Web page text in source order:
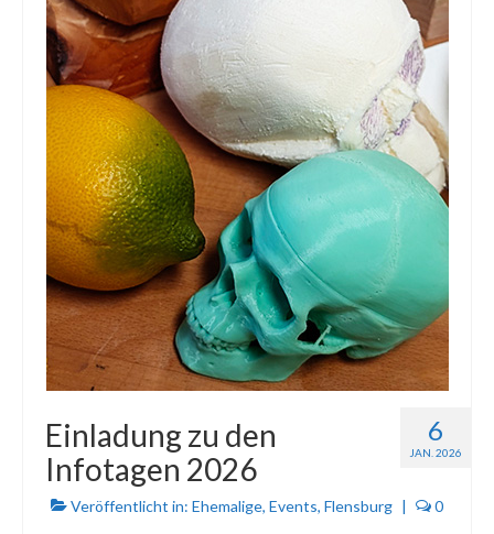
6
JAN. 2026
Einladung zu den
Infotagen 2026
Veröffentlicht in: Ehemalige, Events, Flensburg | 0